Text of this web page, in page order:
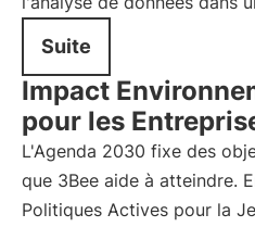
Suite
Impact
pour les
L'Agenda 2030 fixe des
que 3Bee aide à atteindre.
Politiques Actives pour la